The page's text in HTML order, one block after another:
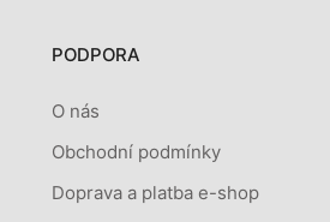
PODPORA
O nás
Obchodní podmínky
Doprava a platba e-shop